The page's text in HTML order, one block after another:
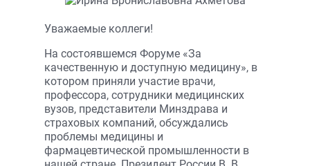
Уважаемые коллеги!
На состоявшемся Форуме «За
качественную и доступную медицину», в
котором приняли участие врачи,
профессора, сотрудники медицинских
вузов, представители Минздрава и
страховых компаний, обсуждались
проблемы медицины и
фармацевтической промышленности в